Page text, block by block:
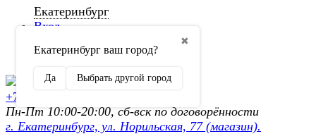
Екатеринбург
✖
Екатеринбург ваш город?
Да Выбрать другой город
Вход
Регистрация
+7 (902) 872-54-70
Пн-Пт 10:00-20:00, сб-вск по договорённости
г. Екатеринбург, ул. Норильская, 77 (магазин).